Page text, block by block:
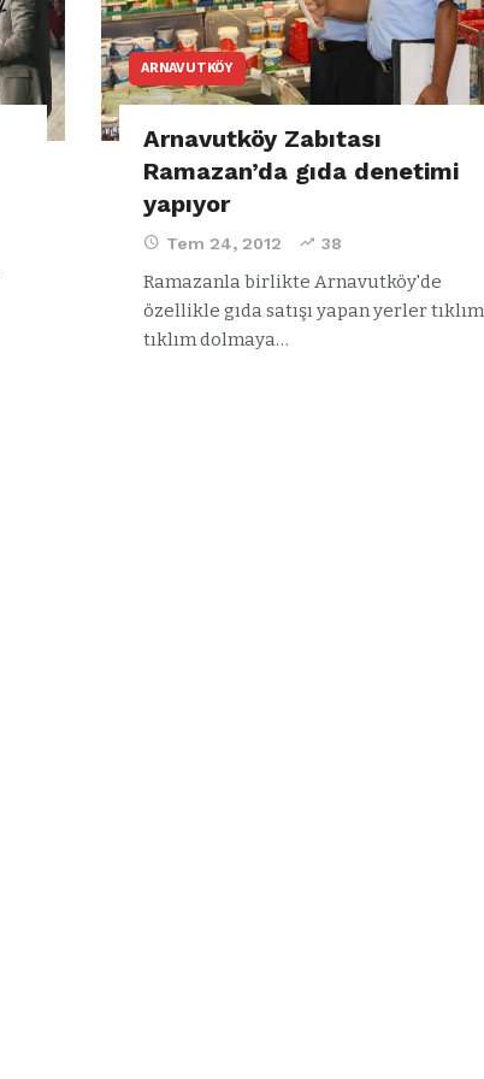
ARNAVUTKÖY
Arnavutköy Zabıtası
Ramazan’da gıda denetimi
yapıyor
Tem 24, 2012 38
Ramazanla birlikte Arnavutköy'de
özellikle gıda satışı yapan yerler tıklım
tıklım dolmaya…